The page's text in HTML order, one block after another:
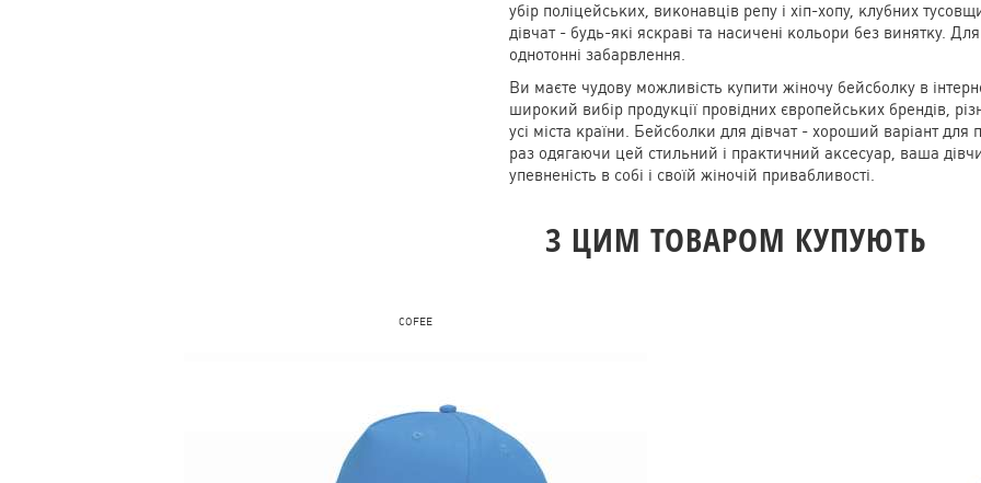
убір поліцейських, виконавців репу і хіп-хопу, клубних
дівчат - будь-які яскраві та насичені кольори без винятку.
однотонні забарвлення.
Ви маєте чудову можливість купити жіночу бейсболку в
широкий вибір продукції провідних європейських брендів,
усі міста країни. Бейсболки для дівчат - хороший варіант
раз одягаючи цей стильний і практичний аксесуар, ваша
упевненість в собі і своїй жіночій привабливості.
З ЦИМ ТОВАРОМ КУПУЮТЬ
COFEE